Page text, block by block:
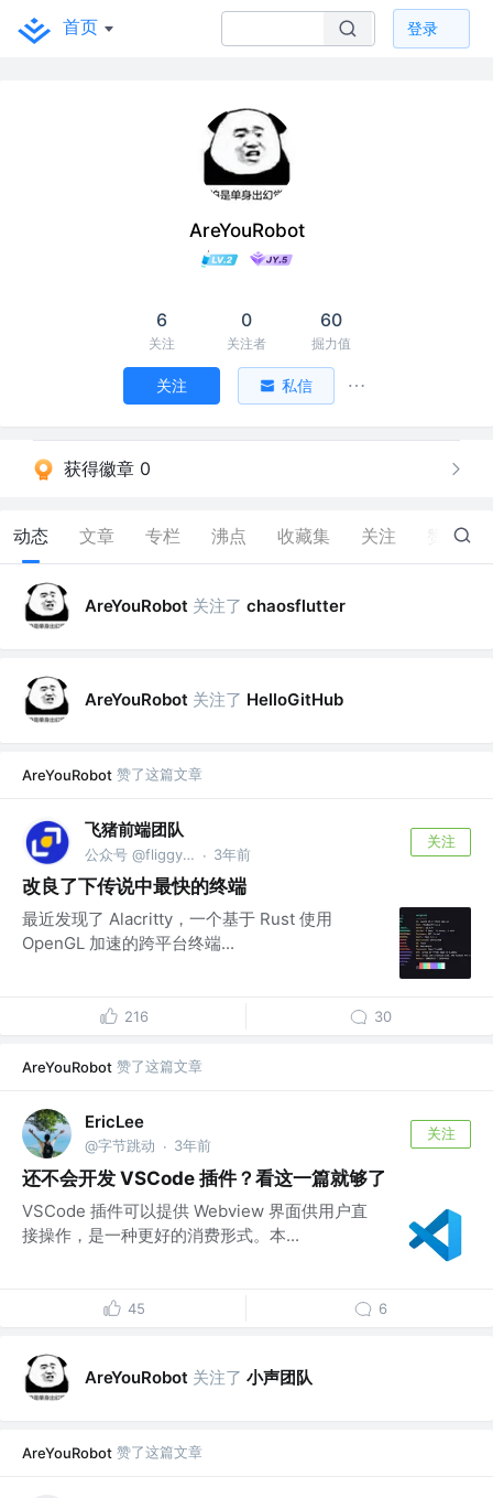
首页 登录
AreYouRobot
6
关注
0
关注者
60
掘力值
关注 私信
获得徽章 0
动态 文章 专栏 沸点 收藏集 关注 9
AreYouRobot 关注了 chaosflutter
AreYouRobot 关注了 HelloGitHub
AreYouRobot 赞了这篇文章
飞猪前端团队
公众号 @fliggyfe · 3年前
关注
改良了下传说中最快的终端
最近发现了 Alacritty，一个基于 Rust 使用
OpenGL 加速的跨平台终端...
216 30
AreYouRobot 赞了这篇文章
EricLee
@字节跳动 · 3年前
关注
还不会开发 VSCode 插件？看这一篇就够了
VSCode 插件可以提供 Webview 界面供用户直
接操作，是一种更好的消费形式。本...
45 6
AreYouRobot 关注了 小声团队
AreYouRobot 赞了这篇文章